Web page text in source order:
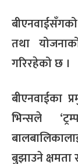
तथा
गरिरहेको छ ।
बीएनवाईका
भिन्सले
बुझाउने क्षमता